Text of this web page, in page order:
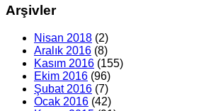
Arşivler
Nisan 2018 (2)
Aralık 2016 (8)
Kasım 2016 (155)
Ekim 2016 (96)
Şubat 2016 (7)
Ocak 2016 (42)